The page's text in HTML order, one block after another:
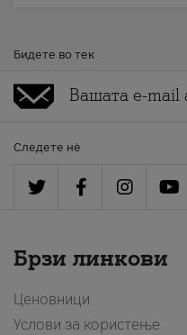
Бидете во тек
Следете нè
Брзи линкови
Ценовници
Услови за користење